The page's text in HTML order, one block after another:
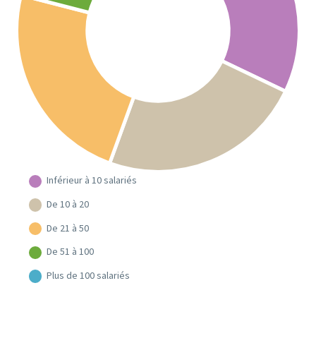
Inférieur à 10 salariés
De 10 à 20
De 21 à 50
De 51 à 100
Plus de 100 salariés